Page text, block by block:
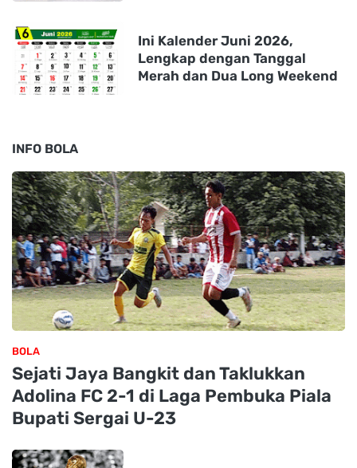
Ini Kalender Juni 2026,
Lengkap dengan Tanggal
Merah dan Dua Long Weekend
INFO BOLA
BOLA
Sejati Jaya Bangkit dan Taklukkan
Adolina FC 2-1 di Laga Pembuka Piala
Bupati Sergai U-23